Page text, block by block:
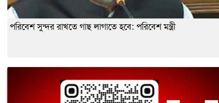
পরিবেশ সুন্দর রাখতে গাছ লাগাতে হবে: পরিবেশ মন্ত্রী